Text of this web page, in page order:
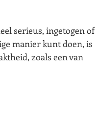
serieus, ingetogen of
manier kunt doen, is
zoals een van